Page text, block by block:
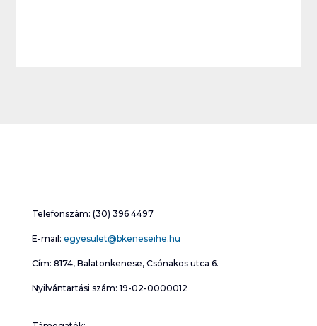
Telefonszám: (30) 396 4497
E-mail: egyesulet@bkeneseihe.hu
Cím: 8174, Balatonkenese, Csónakos utca 6.
Nyilvántartási szám: 19-02-0000012